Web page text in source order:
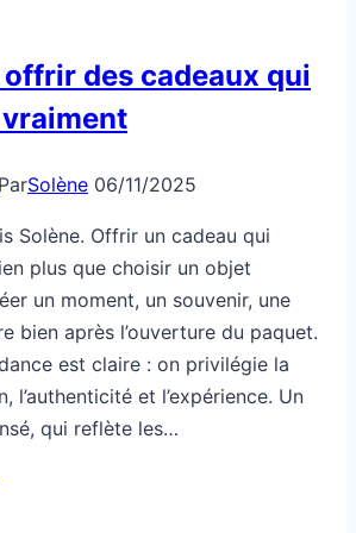
des cadeaux qui
ParSolène 06/11/2025
Solène. Offrir un cadeau qui
plus que choisir un objet
un moment, un souvenir, une
bien après l’ouverture du paquet.
est claire : on privilégie la
l’authenticité et l’expérience. Un
qui reflète les…